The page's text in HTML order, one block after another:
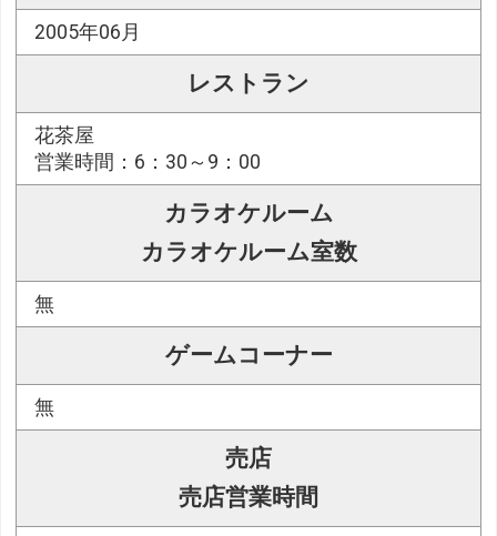
2005年06月
レストラン
花茶屋
営業時間：6：30～9：00
カラオケルーム
カラオケルーム室数
無
ゲームコーナー
無
売店
売店営業時間